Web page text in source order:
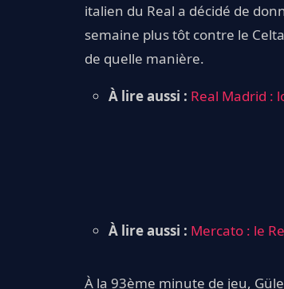
italien du Real a décidé de
semaine plus tôt contre le
de quelle manière.
À lire aussi : Real Madrid :
À lire aussi : Mercato : le
À la 93ème minute de jeu,